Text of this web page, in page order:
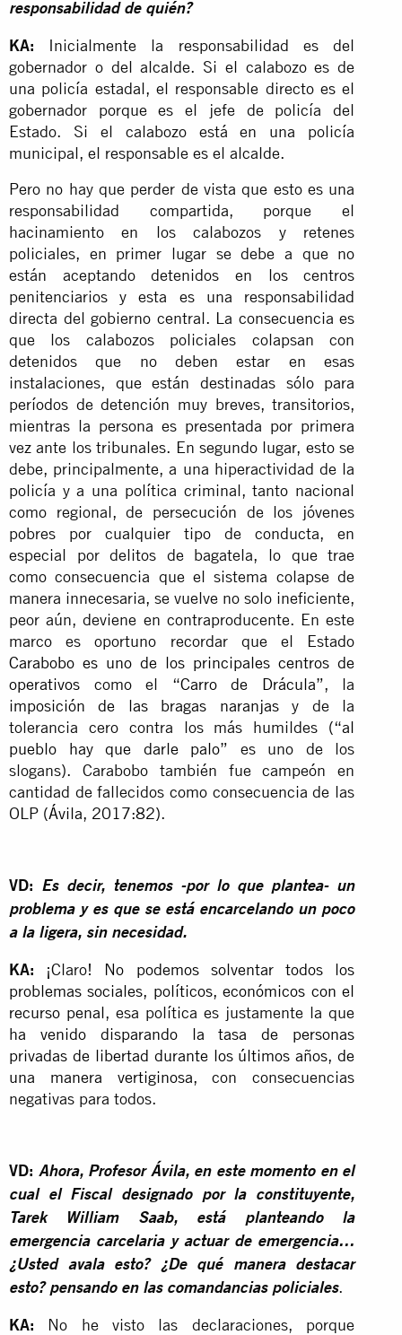
responsabilidad de quién?
KA: Inicialmente la responsabilidad es del
gobernador o del alcalde. Si el calabozo es de
una policía estadal, el responsable directo es el
gobernador porque es el jefe de policía del
Estado. Si el calabozo está en una policía
municipal, el responsable es el alcalde.
Pero no hay que perder de vista que esto es una
responsabilidad compartida, porque el
hacinamiento en los calabozos y retenes
policiales, en primer lugar se debe a que no
están aceptando detenidos en los centros
penitenciarios y esta es una responsabilidad
directa del gobierno central. La consecuencia es
que los calabozos policiales colapsan con
detenidos que no deben estar en esas
instalaciones, que están destinadas sólo para
períodos de detención muy breves, transitorios,
mientras la persona es presentada por primera
vez ante los tribunales. En segundo lugar, esto se
debe, principalmente, a una hiperactividad de la
policía y a una política criminal, tanto nacional
como regional, de persecución de los jóvenes
pobres por cualquier tipo de conducta, en
especial por delitos de bagatela, lo que trae
como consecuencia que el sistema colapse de
manera innecesaria, se vuelve no solo ineficiente,
peor aún, deviene en contraproducente. En este
marco es oportuno recordar que el Estado
Carabobo es uno de los principales centros de
operativos como el “Carro de Drácula”, la
imposición de las bragas naranjasy de la
tolerancia cero contra los más humildes (“al
pueblo hay que darle palo” es uno de los
slogans). Carabobo también fue campeón en
cantidad de fallecidos como consecuencia de las
OLP (Ávila, 2017:82).
VD:
Es decir, tenemos -por lo que plantea- un
problema y es que se está encarcelando un poco
a la ligera, sin necesidad.
KA: ¡Claro! No podemos solventar todos los
problemas sociales, políticos, económicos con el
recurso penal, esa política es justamente la que
ha venido disparando la tasa de personas
privadas de libertad durante los últimos años, de
una manera vertiginosa, con consecuencias
negativas para todos.
VD: Ahora, Profesor Ávila, en este momento en el
cual el Fiscal designado por la constituyente,
Tarek William Saab, está planteando la
emergencia carcelaria y actuar de emergencia…
¿Usted avala esto? ¿De qué manera destacar
esto? pensando en las comandancias policiales.
KA: No he visto las declaraciones, porque